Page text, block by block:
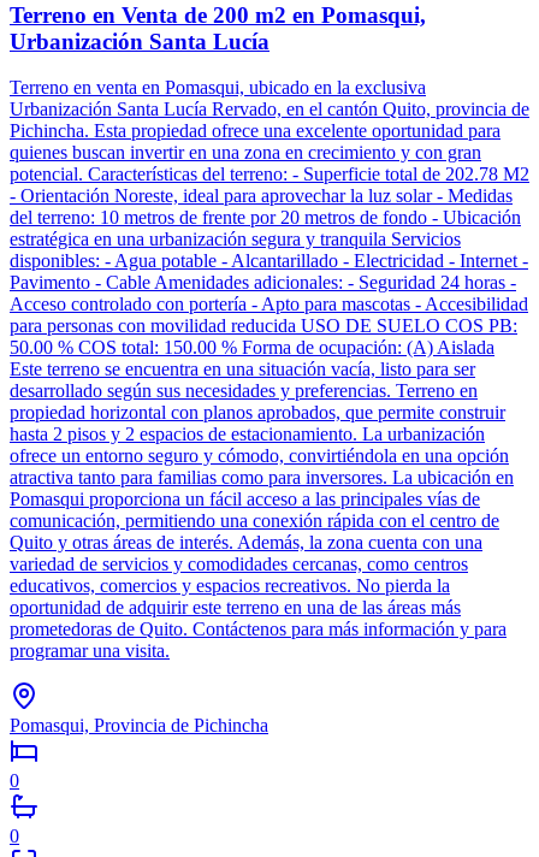
Terreno en Venta de 200 m2 en Pomasqui,
Urbanización Santa Lucía
Terreno en venta en Pomasqui, ubicado en la exclusiva
Urbanización Santa Lucía Rervado, en el cantón Quito, provincia de
Pichincha. Esta propiedad ofrece una excelente oportunidad para
quienes buscan invertir en una zona en crecimiento y con gran
potencial. Características del terreno: - Superficie total de 202.78 M2
- Orientación Noreste, ideal para aprovechar la luz solar - Medidas
del terreno: 10 metros de frente por 20 metros de fondo - Ubicación
estratégica en una urbanización segura y tranquila Servicios
disponibles: - Agua potable - Alcantarillado - Electricidad - Internet -
Pavimento - Cable Amenidades adicionales: - Seguridad 24 horas -
Acceso controlado con portería - Apto para mascotas - Accesibilidad
para personas con movilidad reducida USO DE SUELO COS PB:
50.00 % COS total: 150.00 % Forma de ocupación: (A) Aislada
Este terreno se encuentra en una situación vacía, listo para ser
desarrollado según sus necesidades y preferencias. Terreno en
propiedad horizontal con planos aprobados, que permite construir
hasta 2 pisos y 2 espacios de estacionamiento. La urbanización
ofrece un entorno seguro y cómodo, convirtiéndola en una opción
atractiva tanto para familias como para inversores. La ubicación en
Pomasqui proporciona un fácil acceso a las principales vías de
comunicación, permitiendo una conexión rápida con el centro de
Quito y otras áreas de interés. Además, la zona cuenta con una
variedad de servicios y comodidades cercanas, como centros
educativos, comercios y espacios recreativos. No pierda la
oportunidad de adquirir este terreno en una de las áreas más
prometedoras de Quito. Contáctenos para más información y para
programar una visita.
Pomasqui, Provincia de Pichincha
0
0